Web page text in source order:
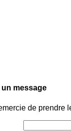
message
de prendre